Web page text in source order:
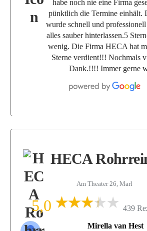
habe noch nie eine Firma
pünktlich die Termine einhält.
wurde schnell und
alles sauber hinterlassen.5
wenig. Die Firma HECA hat
Sterne verdient!!! Nochmals
Dank.!!!! Immer gerne
HECA
Am Theater 26, Marl
5,0 439
Mirella van Hest